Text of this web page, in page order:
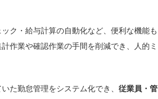
ク・給与計算の自動化など、便利な機能も
作業や確認作業の手間を削減でき、人的ミ
た勤怠管理をシステム化でき、 従業員・管